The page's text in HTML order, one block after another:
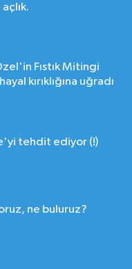
Fıstık Mitingi
kırıklığına uğradı
tehdit ediyor (!)
ne buluruz?